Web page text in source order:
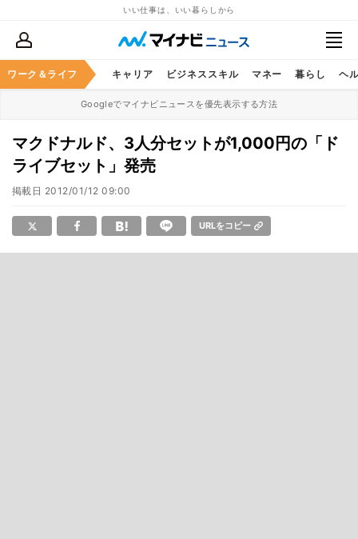
いい仕事は、いい暮らしから
ワーク＆ライフ キャリア ビジネススキル マネー 暮らし ヘ
Googleでマイナビニュースを優先表示する方法
マクドナルド、3人分セットが1,000円の「ド
ライブセット」発売
掲載日 2012/01/12 09:00
URLをコピー